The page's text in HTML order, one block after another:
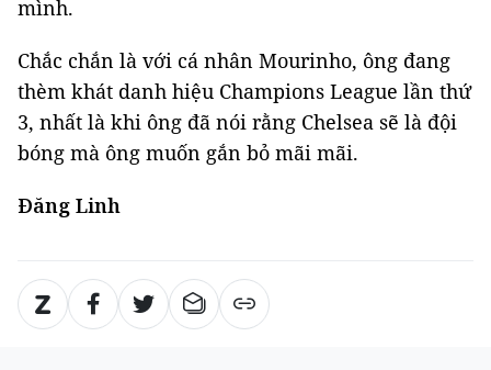
mình.
Chắc chắn là với cá nhân Mourinho, ông đang
thèm khát danh hiệu Champions League lần thứ
3, nhất là khi ông đã nói rằng Chelsea sẽ là đội
bóng mà ông muốn gắn bỏ mãi mãi.
Đăng Linh